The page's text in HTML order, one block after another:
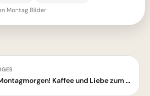
Montag Bilder
Schönen Montagmorgen! Kaffee und Liebe zum Start